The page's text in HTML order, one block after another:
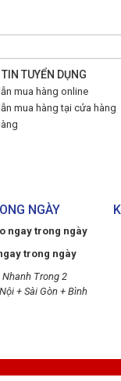
TUYỂN DỤNG
mua hàng online
mua hàng tại cửa hàng
NGÀY
ngay trong ngày
trong ngày
Trong 2
+ Sài Gòn + Bình